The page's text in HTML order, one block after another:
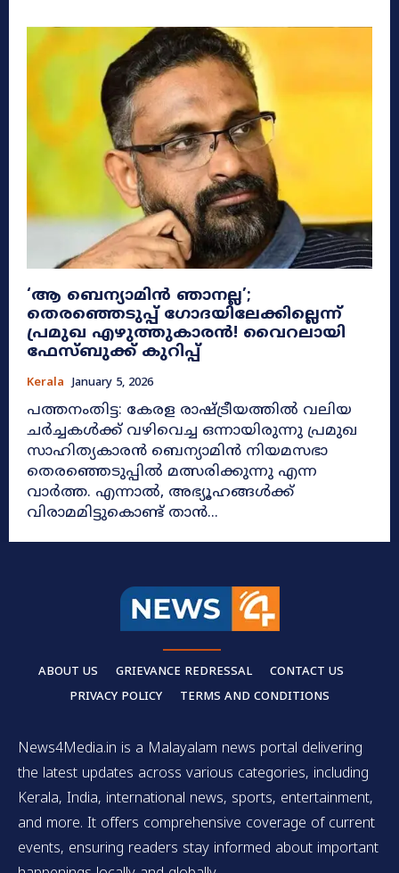
‘ആ ബെന്യാമിൻ ഞാനല്ല’;
തെരഞ്ഞെടുപ്പ് ഗോദയിലേക്കില്ലെന്ന്
പ്രമുഖ എഴുത്തുകാരൻ! വൈറലായി
ഫേസ്ബുക്ക് കുറിപ്പ്
Kerala January 5, 2026
പത്തനംതിട്ട: കേരള രാഷ്ട്രീയത്തിൽ വലിയ
ചർച്ചകൾക്ക് വഴിവെച്ച ഒന്നായിരുന്നു പ്രമുഖ
സാഹിത്യകാരൻ ബെന്യാമിൻ നിയമസഭാ
തെരഞ്ഞെടുപ്പിൽ മത്സരിക്കുന്നു എന്ന
വാർത്ത. എന്നാൽ, അഭ്യൂഹങ്ങൾക്ക്
വിരാമമിട്ടുകൊണ്ട് താൻ...
ABOUT US GRIEVANCE REDRESSAL
CONTACT US
PRIVACY POLICY
TERMS AND CONDITIONS
News4Media.in is a Malayalam news portal delivering
the latest updates across various categories, including
Kerala, India, international news, sports, entertainment,
and more. It offers comprehensive coverage of current
events, ensuring readers stay informed about important